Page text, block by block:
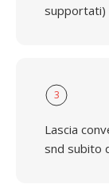
supportati)
3
Lascia
snd subito